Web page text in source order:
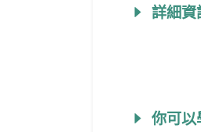
詳細資
你可以